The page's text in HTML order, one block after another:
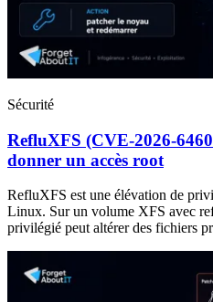
Sécurité
RefluXFS (CVE-2026-
donner un accès root
RefluXFS est une élévation de
Linux. Sur un volume XFS avec
privilégié peut altérer des fichiers